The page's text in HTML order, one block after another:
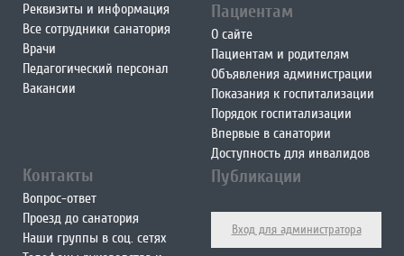
Реквизиты и информация
Все сотрудники санатория
Врачи
Педагогический персонал
Вакансии
Пациентам
О сайте
Пациентам и родителям
Объявления администрации
Показания к госпитализации
Порядок госпитализации
Впервые в санатории
Доступность для инвалидов
Контакты
Вопрос-ответ
Проезд до санатория
Наши группы в соц. сетях
Публикации
Вход для администратора